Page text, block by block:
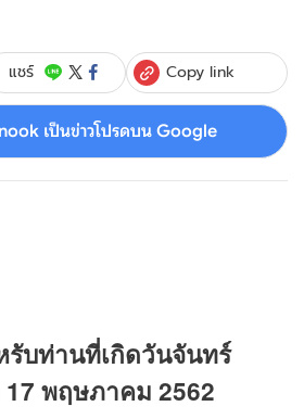
แชร์ Copy link
เป็นข่าวโปรดบน Google
รับท่านที่เกิดวันจันทร์
พฤษภาคม 2562